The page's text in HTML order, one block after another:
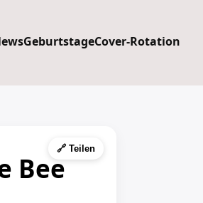
GeburtstageCover-Rotation
🔗 Teilen
Bee